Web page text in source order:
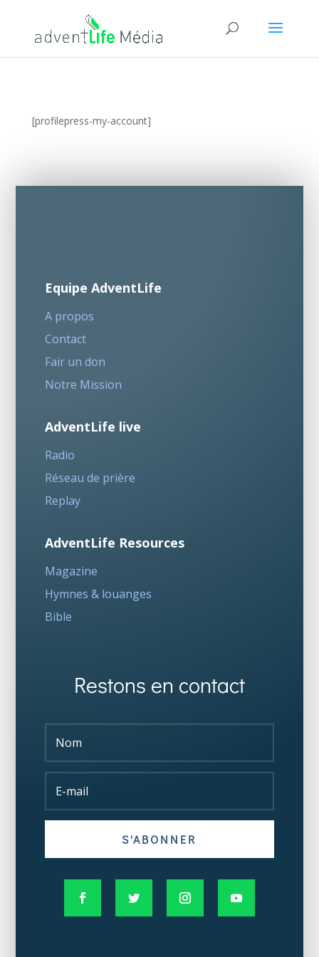
[profilepress-my-account]
Equipe AdventLife
A propos
Contact
Fair un don
Notre Mission
AdventLife live
Radio
Réseau de prière
Replay
AdventLife Resources
Magazine
Hymnes & louanges
Bible
Restons en contact
S'ABONNER